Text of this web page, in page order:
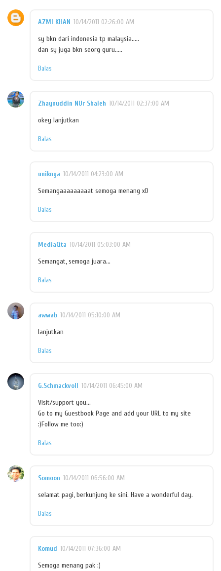
AZMI KHAN 10/14/2011 02:26:00 AM
sy bkn dari indonesia tp malaysia.....
dan sy juga bkn seorg guru.....
Balas
Zhaynuddin NUr Shaleh 10/14/2011 02:37:00 AM
okey lanjutkan
Balas
uniknya 10/14/2011 04:23:00 AM
Semangaaaaaaaaat semoga menang xD
Balas
MediaQta 10/14/2011 05:03:00 AM
Semangat, semoga juara...
Balas
awwab 10/14/2011 05:10:00 AM
lanjutkan
Balas
G.Schmackvoll 10/14/2011 06:45:00 AM
Visit/support you...
Go to my Guestbook Page and add your URL to my site
:)Follow me too:)
Balas
Somoon 10/14/2011 06:56:00 AM
selamat pagi, berkunjung ke sini. Have a wonderful day.
Balas
Komud 10/14/2011 07:36:00 AM
Semoga menang pak :)